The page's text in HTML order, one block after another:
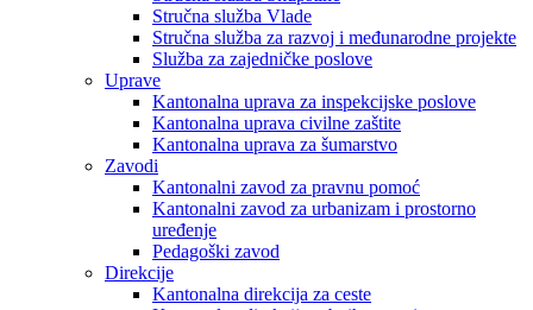
Stručna služba Vlade
Stručna služba za razvoj i međunarodne projekte
Služba za zajedničke poslove
Uprave
Kantonalna uprava za inspekcijske poslove
Kantonalna uprava civilne zaštite
Kantonalna uprava za šumarstvo
Zavodi
Kantonalni zavod za pravnu pomoć
Kantonalni zavod za urbanizam i prostorno
uređenje
Pedagoški zavod
Direkcije
Kantonalna direkcija za ceste